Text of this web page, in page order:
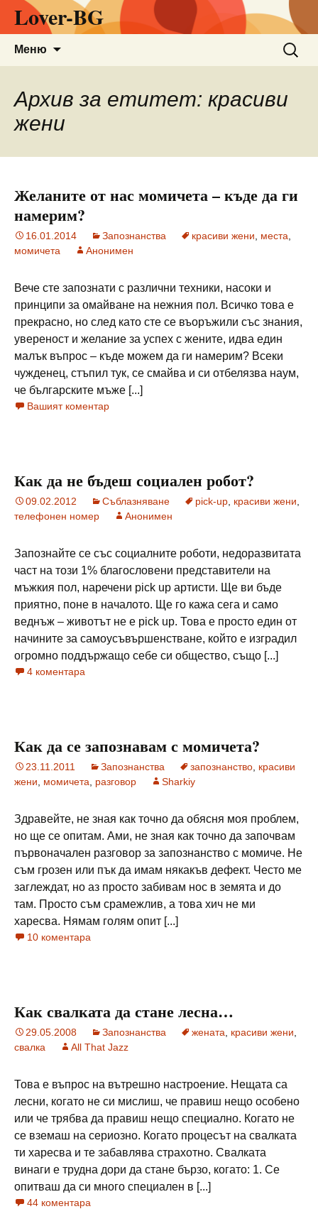
Lover-BG
Меню
за:
Архив за етитет: красиви
жени
Желаните от нас момичета – къде да ги
намерим?
16.01.2014 Запознанства красиви жени места
момичета
Анонимен
Вече сте запознати с различни техники, насоки и
принципи за омайване на нежния пол. Всичко това е
прекрасно, но след като сте се въоръжили със знания,
увереност и желание за успех с жените, идва един
малък въпрос – къде можем да ги намерим? Всеки
чужденец, стъпил тук, се смайва и си отбелязва наум,
че българските мъже [...]
Вашият коментар
Как да не бъдеш социален робот?
09.02.2012 Съблазняване pick-up красиви жени
телефонен номер
Анонимен
Запознайте се със социалните роботи, недоразвитата
част на този 1% благословени представители на
мъжкия пол, наречени pick up артисти. Ще ви бъде
приятно, поне в началото. Ще го кажа сега и само
веднъж – животът не е pick up. Това е просто един от
начините за самоусъвършенстване, който е изградил
огромно поддържащо себе си общество, също [...]
4 коментара
Как да се запознавам с момичета?
23.11.2011 Запознанства запознанство красиви
жени
момичета разговор Sharkiy
Здравейте, не зная как точно да обясня моя проблем,
но ще се опитам. Ами, не зная как точно да започвам
първоначален разговор за запознанство с момиче. Не
съм грозен или пък да имам някакъв дефект. Често ме
заглеждат, но аз просто забивам нос в земята и до
там. Просто съм срамежлив, а това хич не ми
харесва. Нямам голям опит [...]
10 коментара
Как свалката да стане лесна…
29.05.2008 Запознанства жената красиви жени
свалка
All That Jazz
Това е въпрос на вътрешно настроение. Нещата са
лесни, когато не си мислиш, че правиш нещо особено
или че трябва да правиш нещо специално. Когато не
се вземаш на сериозно. Когато процесът на свалката
ти харесва и те забавлява страхотно. Свалката
винаги е трудна дори да стане бързо, когато: 1. Се
опитваш да си много специален в [...]
44 коментара